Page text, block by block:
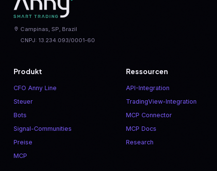
Campinas, SP, Brazil
CNPJ: 13.234.093/0001-60
Produkt
CFO Anny Line
Steuer
Bots
Signal-Communities
Preise
MCP
Ressourcen
API-Integration
TradingView-Integration
MCP Connector
MCP Docs
Research